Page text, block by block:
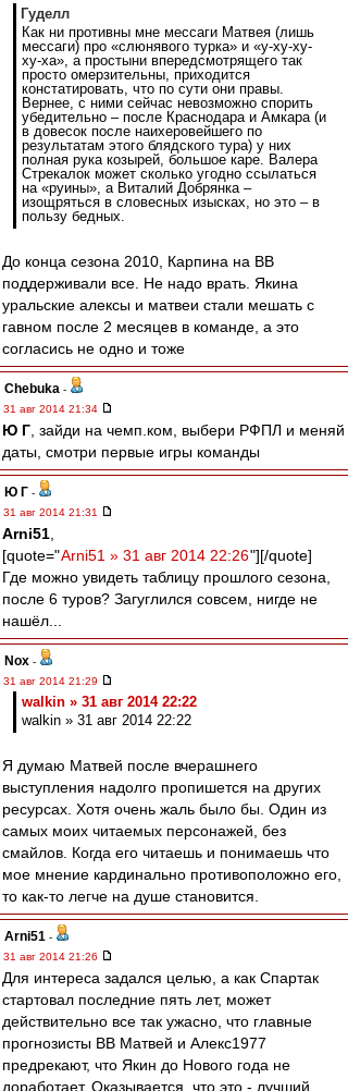
Гуделл
Как ни противны мне мессаги Матвея (лишь
мессаги) про «слюнявого турка» и «у-ху-ху-
ху-ха», а простыни впередсмотрящего так
просто омерзительны, приходится
констатировать, что по сути они правы.
Вернее, с ними сейчас невозможно спорить
убедительно – после Краснодара и Амкара (и
в довесок после наихеровейшего по
результатам этого блядского тура) у них
полная рука козырей, большое каре. Валера
Стрекалок может сколько угодно ссылаться
на «руины», а Виталий Добрянка –
изощряться в словесных изысках, но это – в
пользу бедных.
До конца сезона 2010, Карпина на ВВ
поддерживали все. Не надо врать. Якина
уральские алексы и матвеи стали мешать с
гавном после 2 месяцев в команде, а это
согласись не одно и тоже
Chebuka -
31 авг 2014 21:34
Ю Г , зайди на чемп.ком, выбери РФПЛ и меняй
даты, смотри первые игры команды
Ю Г -
31 авг 2014 21:31
Arni51
[quote="Arni51 » 31 авг 2014 22:26"][/quote]
Где можно увидеть таблицу прошлого сезона,
после 6 туров? Загуглился совсем, нигде не
нашёл...
Nox -
31 авг 2014 21:29
walkin » 31 авг 2014 22:22
walkin » 31 авг 2014 22:22
Я думаю Матвей после вчерашнего
выступления надолго пропишется на других
ресурсах. Хотя очень жаль было бы. Один из
самых моих читаемых персонажей, без
смайлов. Когда его читаешь и понимаешь что
мое мнение кардинально противоположно его,
то как-то легче на душе становится.
Arni51 -
31 авг 2014 21:26
Для интереса задался целью, а как Спартак
стартовал последние пять лет, может
действительно все так ужасно, что главные
прогнозисты ВВ Матвей и Алекс1977
предрекают, что Якин до Нового года не
доработает. Оказывается, что это - лучший